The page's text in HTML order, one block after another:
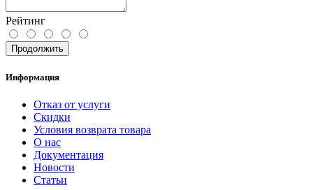
Рейтинг
Продолжить
Информация
Отказ от услуги
Скидки
Условия возврата товара
О нас
Документация
Новости
Статьи